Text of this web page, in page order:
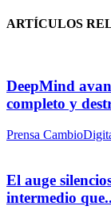
ARTÍCULOS
DeepMind
completo y
Prensa
El auge
intermedio